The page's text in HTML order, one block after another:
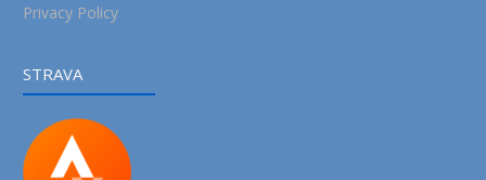
Privacy Policy
STRAVA